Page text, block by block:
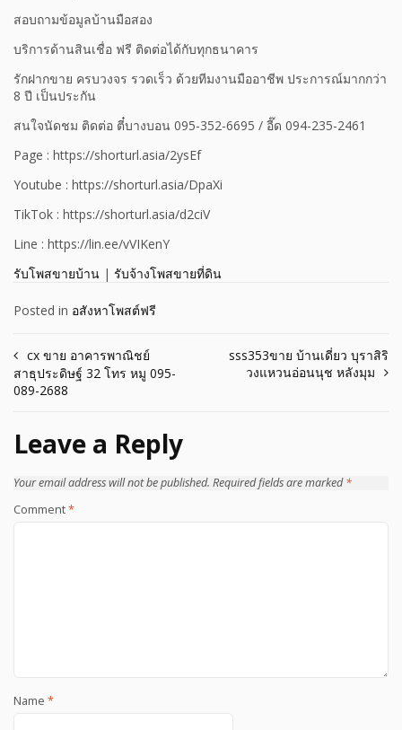
สอบถามข้อมูลบ้านมือสอง
บริการด้านสินเชื่อ ฟรี ติดต่อได้กับทุกธนาคาร
รักฝากขาย ครบวงจร รวดเร็ว ด้วยทีมงานมืออาชีพ ประการณ์มากกว่า
8 ปี เป็นประกัน
สนใจนัดชม ติดต่อ ตี๋บางบอน 095-352-6695 / อี๊ด 094-235-2461
Page : https://shorturl.asia/2ysEf
Youtube : https://shorturl.asia/DpaXi
TikTok : https://shorturl.asia/d2ciV
Line : https://lin.ee/vVIKenY
รับโพสขายบ้าน | รับจ้างโพสขายที่ดิน
Posted in อสังหาโพสต์ฟรี
Post
navigation
cx ขาย อาคารพาณิชย์
สาธุประดิษฐ์ 32 โทร หมู 095-
089-2688
sss353ขาย บ้านเดี่ยว บุราสิริ
วงแหวนอ่อนนุช หลังมุม
Leave a Reply
Your email address will not be published. Required fields are marked*
Comment*
Name *